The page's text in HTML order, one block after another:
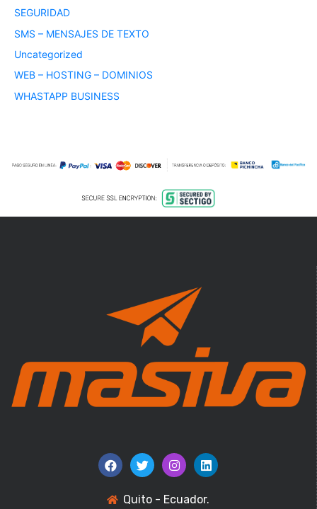
SEGURIDAD
SMS – MENSAJES DE TEXTO
Uncategorized
WEB – HOSTING – DOMINIOS
WHASTAPP BUSINESS
Quito - Ecuador.